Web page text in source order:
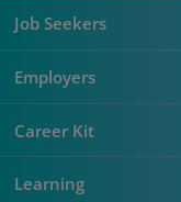
Job Seekers
Employers
Career Kit
Learning